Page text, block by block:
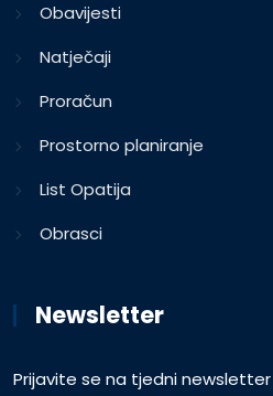
Obavijesti
Natječaji
Proračun
Prostorno planiranje
List Opatija
Obrasci
Newsletter
Prijavite se na tjedni